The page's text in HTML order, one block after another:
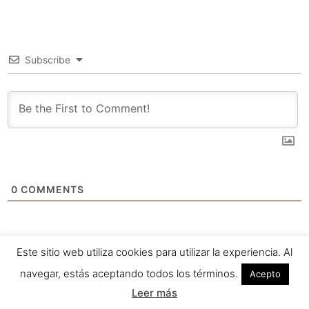
Subscribe
0 COMMENTS
Este sitio web utiliza cookies para utilizar la experiencia. Al
navegar, estás aceptando todos los términos.
Acepto
Leer más